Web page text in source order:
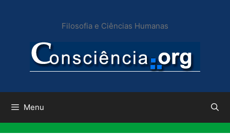
conteúdo
Filosofia e Ciências Humanas
Menu